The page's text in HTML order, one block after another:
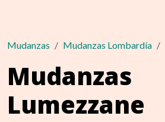
Mudanzas Mudanzas Lombardía
Mudanzas
Lumezzane